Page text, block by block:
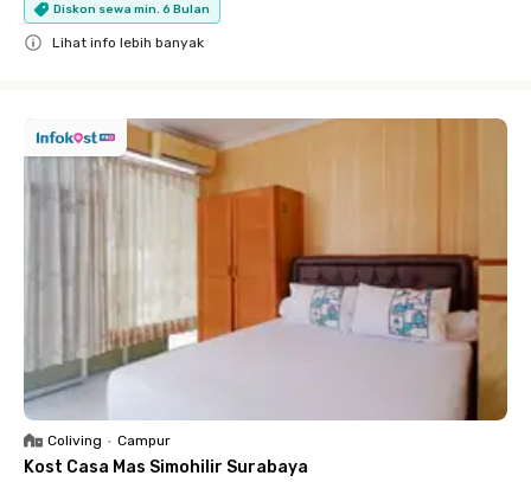
Diskon sewa min. 6 Bulan
Lihat info lebih banyak
Coliving • Campur
Kost Casa Mas Simohilir Surabaya